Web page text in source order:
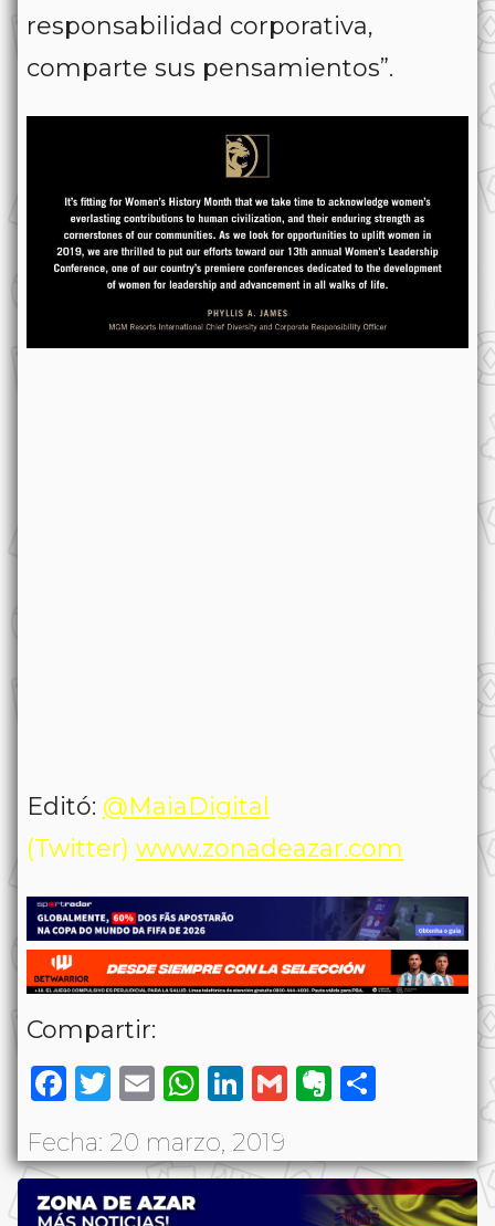
responsabilidad corporativa,
comparte sus pensamientos”.
Editó: @MaiaDigital
(Twitter) www.zonadeazar.com
Compartir:
Facebook
Twitter
EmailWhatsApp
LinkedIn
GmailEvernote
Fecha: 20 marzo, 2019